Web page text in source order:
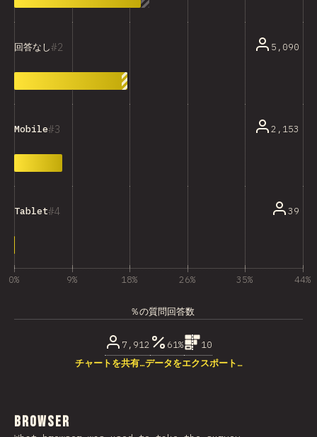
2
回答なし 5,090
3
Mobile 2,153
4
Tablet 39
0% 9% 18% 26% 35% 44%
％の質問回答数
7,912 61%
10
チャートを共有…データをエクスポート…
Browser